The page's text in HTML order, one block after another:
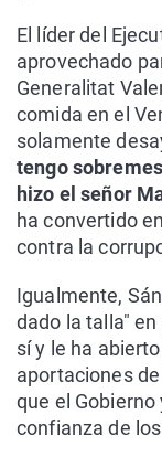
El líder del
aprovechado
Generalitat
comida en el
solamente
tengo
hizo el señor
ha convertido
contra la
Igualmente,
dado la talla"
sí y le ha
aportaciones
que el
confianza de